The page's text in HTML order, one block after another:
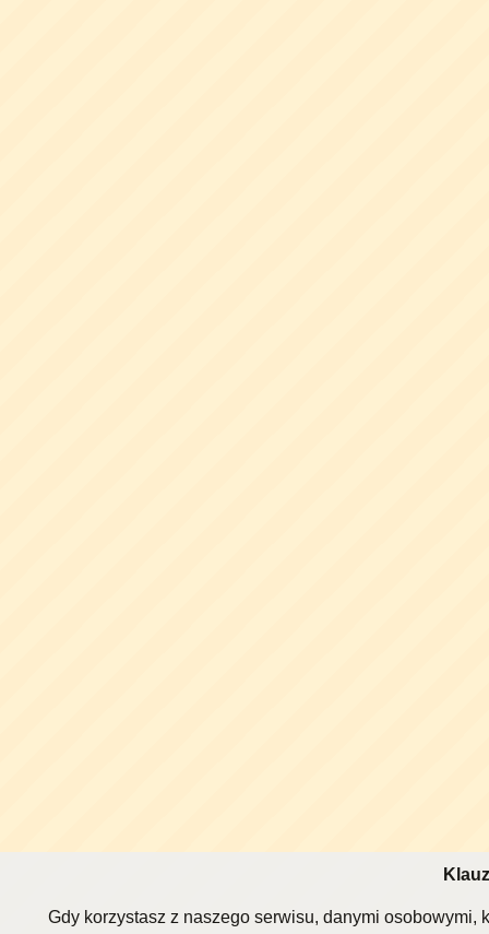
Gdy korzystasz z naszego serwisu, danymi osobowymi,